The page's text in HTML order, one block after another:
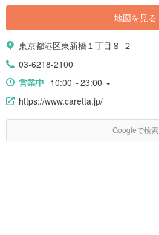
地図を見る
東京都港区東新橋１丁目８-２
03-6218-2100
営業中 10:00～23:00
https://www.caretta.jp/
Googleで検索